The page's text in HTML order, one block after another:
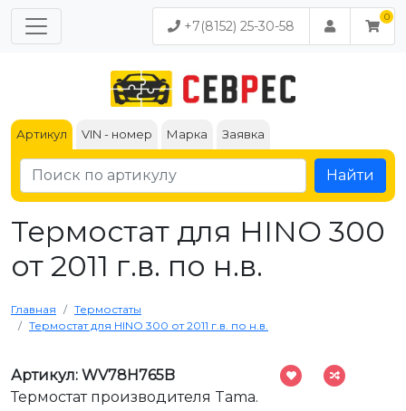
+7(8152) 25-30-58
Артикул VIN - номер Марка Заявка
Найти
Термостат для HINO 300
от 2011 г.в. по н.в.
Главная
Термостаты
Термостат для HINO 300 от 2011 г.в. по н.в.
Артикул: WV78H765B
Термостат производителя Tama.